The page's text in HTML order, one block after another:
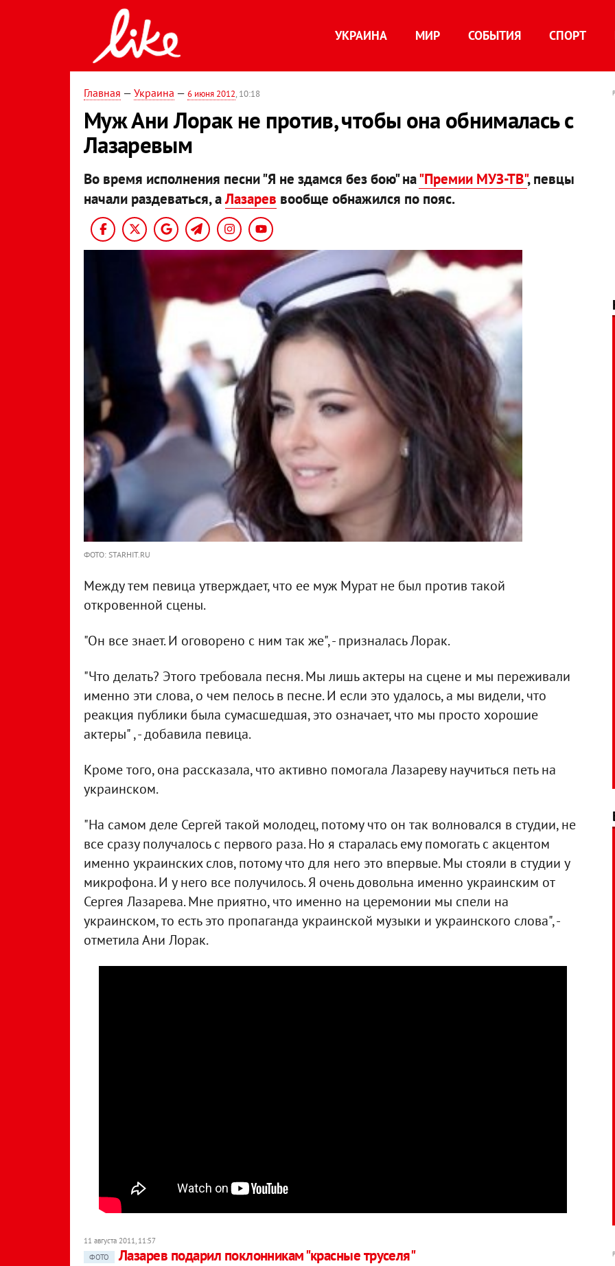
УКРАИНА МИР СОБЫТИЯ СПОРТ
Главная — Украина — 6 июня 2012, 10:18
Муж Ани Лорак не против, чтобы она обнималась с
Лазаревым
Во время исполнения песни "Я не здамся без бою" на"Премии МУЗ-ТВ", певцы
начали раздеваться, аЛазарев вообще обнажился по пояс.
ФОТО: STARHIT.RU
Между тем певица утверждает, что ее муж Мурат не был против такой
откровенной сцены.
"Он все знает. И оговорено с ним так же", - призналась Лорак.
"Что делать? Этого требовала песня. Мы лишь актеры на сцене и мы переживали
именно эти слова, о чем пелось в песне. И если это удалось, а мы видели, что
реакция публики была сумасшедшая, это означает, что мы просто хорошие
актеры" , - добавила певица.
Кроме того, она рассказала, что активно помогала Лазареву научиться петь на
украинском.
"На самом деле Сергей такой молодец, потому что он так волновался в студии, не
все сразу получалось с первого раза. Но я старалась ему помогать с акцентом
именно украинских слов, потому что для него это впервые. Мы стояли в студии у
микрофона. И у него все получилось. Я очень довольна именно украинским от
Сергея Лазарева. Мне приятно, что именно на церемонии мы спели на
украинском, то есть это пропаганда украинской музыки и украинского слова", -
отметила Ани Лорак.
11 августа 2011, 11:57
ФОТО
Лазарев подарил поклонникам "красные труселя"